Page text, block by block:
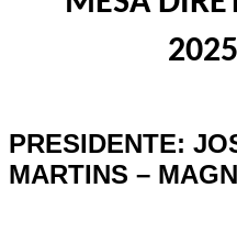
PRESIDENTE:
MARTINS –